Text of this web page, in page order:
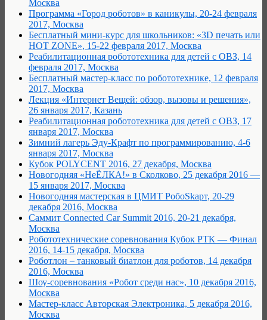
Москва
Программа «Город роботов» в каникулы, 20-24 февраля
2017, Москва
Бесплатный мини-курс для школьников: «3D печать или
HOT ZONE», 15-22 февраля 2017, Москва
Реабилитационная робототехника для детей с ОВЗ, 14
февраля 2017, Москва
Бесплатный мастер-класс по робототехнике, 12 февраля
2017, Москва
Лекция «Интернет Вещей: обзор, вызовы и решения»,
26 января 2017, Казань
Реабилитационная робототехника для детей с ОВЗ, 17
января 2017, Москва
Зимний лагерь Эду-Крафт по программированию, 4-6
января 2017, Москва
Кубок POLYCENT 2016, 27 декабря, Москва
Новогодняя «НеЁЛКА!» в Сколково, 25 декабря 2016 —
15 января 2017, Москва
Новогодняя мастерская в ЦМИТ РобоSkарт, 20-29
декабря 2016, Москва
Саммит Connected Car Summit 2016, 20-21 декабря,
Москва
Робототехнические соревнования Кубок РТК — Финал
2016, 14-15 декабря, Москва
Роботлон – танковый биатлон для роботов, 14 декабря
2016, Москва
Шоу-соревнования «Робот среди нас», 10 декабря 2016,
Москва
Мастер-класс Авторская Электроника, 5 декабря 2016,
Москва